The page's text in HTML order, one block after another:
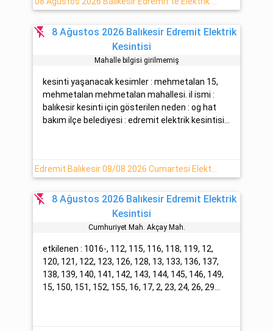
flash_off
8 Ağustos 2026 Balıkesir Edremit Elektrik
Kesintisi
Mahalle bilgisi girilmemiş
kesinti yaşanacak kesimler : mehmetalan 15,
mehmetalan mehmetalan mahallesi. il ismi :
balıkesir kesinti için gösterilen neden : og hat
bakım ilçe belediyesi : edremit elektrik kesintisi...
flash_off
8 Ağustos 2026 Balıkesir Edremit Elektrik
Kesintisi
Cumhuri̇yet Mah. Akçay Mah.
etkilenen : 1016-, 112, 115, 116, 118, 119, 12,
120, 121, 122, 123, 126, 128, 13, 133, 136, 137,
138, 139, 140, 141, 142, 143, 144, 145, 146, 149,
15, 150, 151, 152, 155, 16, 17, 2, 23, 24, 26, 29...